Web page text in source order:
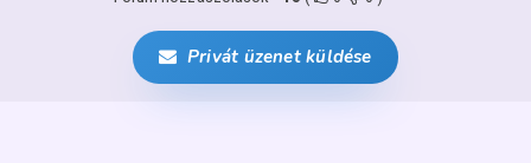
Privát üzenet küldése